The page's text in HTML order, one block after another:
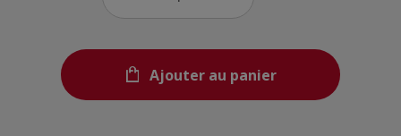
Ajouter au panier